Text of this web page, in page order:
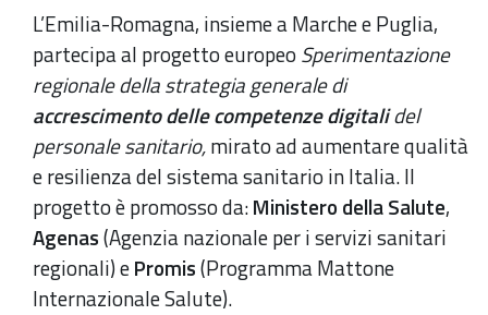
L’Emilia-Romagna, insieme a Marche e Puglia,
partecipa al progetto europeoSperimentazione
regionale della strategia generale di
accrescimento delle competenze digitalidel
personale sanitario,mirato ad aumentare qualità
e resilienza del sistema sanitario in Italia. Il
progetto è promosso da:Ministero della Salute,
Agenas(Agenzia nazionale per i servizi sanitari
regionali) ePromis(Programma Mattone
Internazionale Salute).